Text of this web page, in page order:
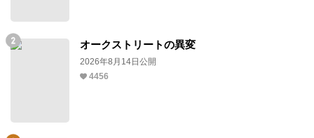
オークストリートの異変
2026年8月14日公開
4456